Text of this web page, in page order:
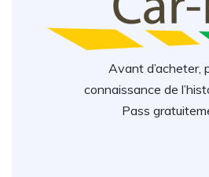
Avant d’acheter,
connaissance de
Pass